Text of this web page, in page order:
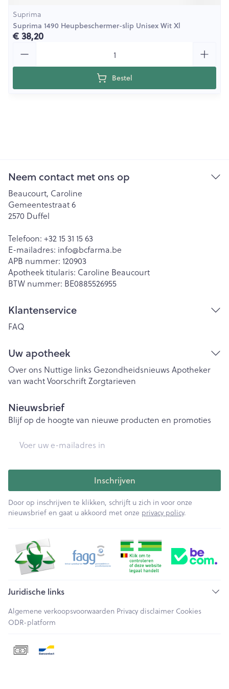
Suprima
Suprima 1490 Heupbeschermer-slip Unisex Wit Xl
€ 38,20
Bestel
Neem contact met ons op
Beaucourt, Caroline
Gemeentestraat 6
2570 Duffel
Telefoon: +32 15 31 15 63
E-mailadres: info@bcfarma.be
APB nummer: 120903
Apotheek titularis: Caroline Beaucourt
BTW nummer: BE0885526955
Klantenservice
FAQ
Uw apotheek
Over ons Nuttige links Gezondheidsnieuws Apotheker
van wachtVoorschriftZorgtarieven
Nieuwsbrief
Blijf op de hoogte van nieuwe producten en promoties
Inschrijven
Door op inschrijven te klikken, schrijft u zich in voor onze
nieuwsbrief en gaat u akkoord met onze privacy policy.
Juridische links
Algemene verkoopsvoorwaarden Privacy disclaimer Cookies
ODR-platform